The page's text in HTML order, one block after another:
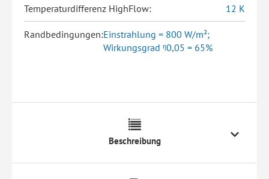
Temperaturdifferenz HighFlow: 12 K
Randbedingungen:Einstrahlung = 800 W/m²;
Wirkungsgrad ᵑ0,05 = 65%
Beschreibung